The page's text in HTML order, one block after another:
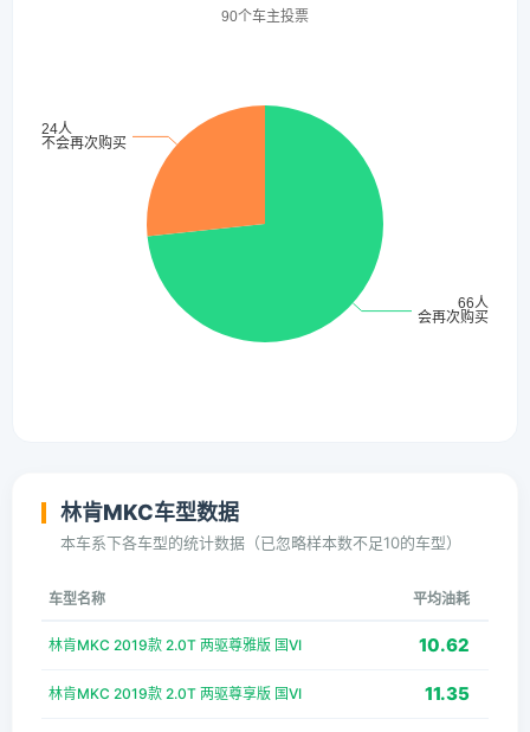
林肯MKC车型数据
本车系下各车型的统计数据（已忽略样本数不足10的车型）
车型名称 平均油耗
林肯MKC 2019款 2.0T 两驱尊雅版 国VI 10.62
林肯MKC 2019款 2.0T 两驱尊享版 国VI 11.35